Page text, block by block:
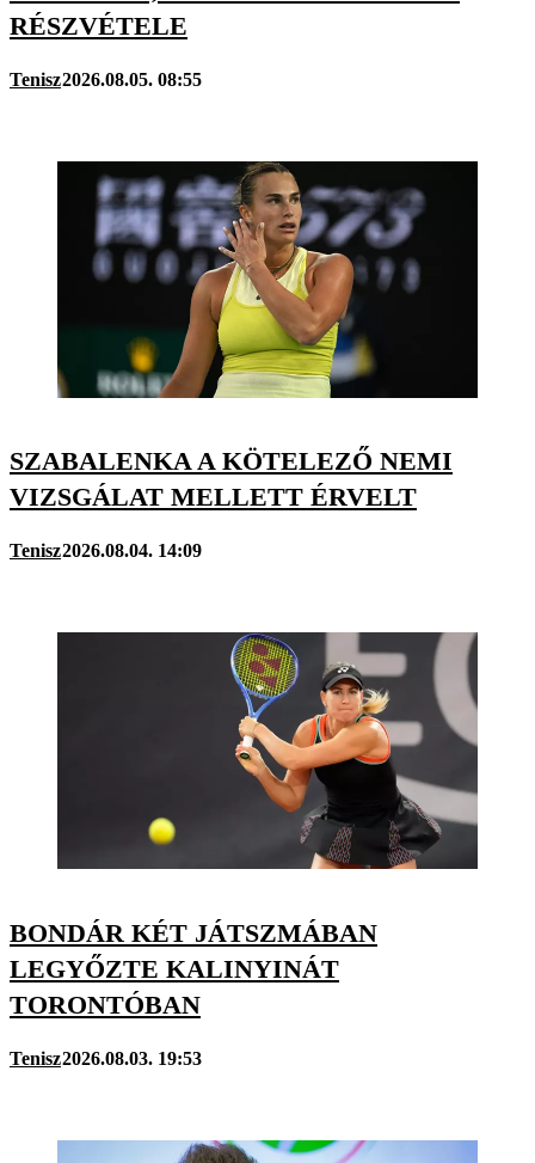
RÉSZVÉTELE
Tenisz2026.08.05. 08:55
SZABALENKA A KÖTELEZŐ NEMI
VIZSGÁLAT MELLETT ÉRVELT
Tenisz2026.08.04. 14:09
BONDÁR KÉT JÁTSZMÁBAN
LEGYŐZTE KALINYINÁT
TORONTÓBAN
Tenisz2026.08.03. 19:53